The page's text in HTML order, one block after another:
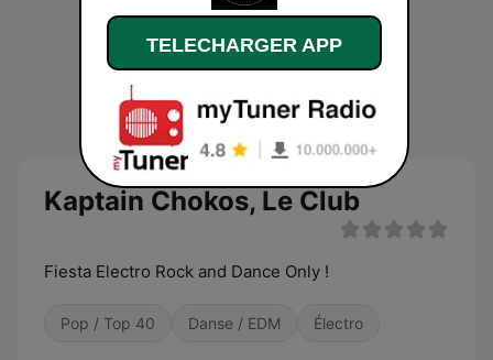
Kaptain Chokos, Le Club
Fiesta Electro Rock and Dance Only !
Pop / Top 40 Danse / EDM Électro
TELECHARGER APP